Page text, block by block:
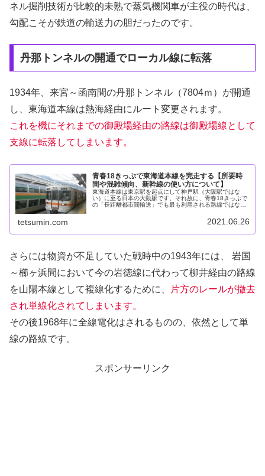
ネル掘削技術が比較的未熟で蒸気機関車が主役の時代は、
勾配こそが鉄道の輸送力の胆だったのです。
丹那トンネルの開通でローカル線に転落
1934年、来宮～函南間の丹那トンネル（7804ｍ）が開通
し、東海道本線は熱海経由にルート変更されます。
これを機にそれまでの御殿場経由の路線は御殿場線として
支線に転落してしまいます。
青春18きっぷで東海道本線を完走する【所要時
間や混雑傾向、新幹線の使い方について】
東海道本線は東京駅を起点にして神戸駅（大阪駅ではな
い）に至る日本の大動脈です。それ故に、青春18きっぷで
の「長距離都市間輸送」でも最も利用される路線ではない
tetsumin.com 2021.06.26
さらには物資が不足していた戦時中の1943年には、 岩国
～櫛ヶ浜間において今の岩徳線に代わって柳井経由の路線
を山陽本線として複線化するために、
片方のレールが撤去
され単線化されてしまいます。
その後1968年に全線電化はされるものの、依然として単
線の路線です。
スポンサーリンク